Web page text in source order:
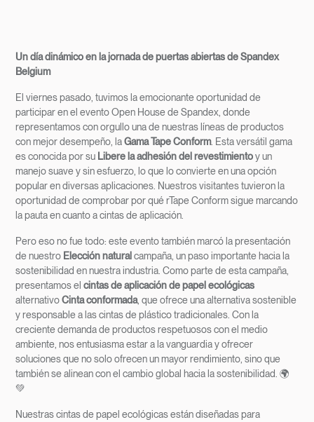
Un día dinámico en la jornada de puertas abiertas de Spandex
Belgium
El viernes pasado, tuvimos la emocionante oportunidad de
participar en el evento Open House de Spandex, donde
representamos con orgullo una de nuestras líneas de productos
con mejor desempeño, laGama Tape Conform. Esta versátil gama
es conocida por su Libere la adhesión del revestimientoy un
manejo suave y sin esfuerzo, lo que lo convierte en una opción
popular en diversas aplicaciones. Nuestros visitantes tuvieron la
oportunidad de comprobar por qué rTape Conform sigue marcando
la pauta en cuanto a cintas de aplicación.
Pero eso no fue todo: este evento también marcó la presentación
de nuestro Elección natural campaña, un paso importante hacia la
sostenibilidad en nuestra industria. Como parte de esta campaña,
presentamos elcintas de aplicación de papel ecológicas
alternativoCinta conformada, que ofrece una alternativa sostenible
y responsable a las cintas de plástico tradicionales. Con la
creciente demanda de productos respetuosos con el medio
ambiente, nos entusiasma estar a la vanguardia y ofrecer
soluciones que no solo ofrecen un mayor rendimiento, sino que
también se alinean con el cambio global hacia la sostenibilidad. 🌍
💚
Nuestras cintas de papel ecológicas están diseñadas para